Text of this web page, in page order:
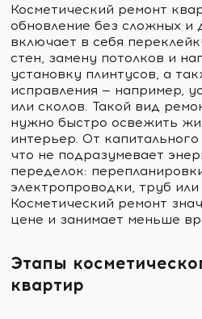
Косметический ремонт
обновление без сложных и
включает в себя
стен, замену потолков и
установку плинтусов, а
исправления — например,
или сколов. Такой вид
нужно быстро освежить
интерьер. От капитального
что не подразумевает
переделок:
электропроводки, труб или
Косметический ремонт
цене и занимает меньше
Этапы
квартир